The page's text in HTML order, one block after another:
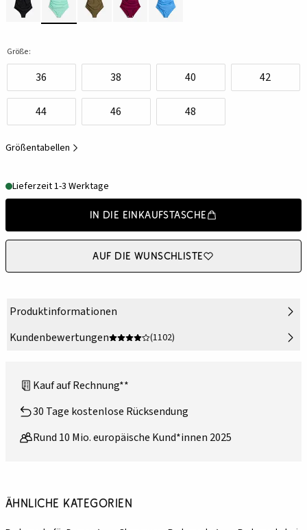
Größe:
36 38 40 42
44 46 48
Größentabellen
Lieferzeit 1-3 Werktage
In die Einkaufstasche
Auf die Wunschliste
Produktinformationen
Kundenbewertungen
(1102)
Kauf auf Rechnung**
30 Tage kostenlose Rücksendung
Rund 10 Mio. europäische Kund*innen 2025
Ähnliche Kategorien